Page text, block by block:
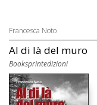
Francesca Noto
Al di là del muro
Booksprintedizioni